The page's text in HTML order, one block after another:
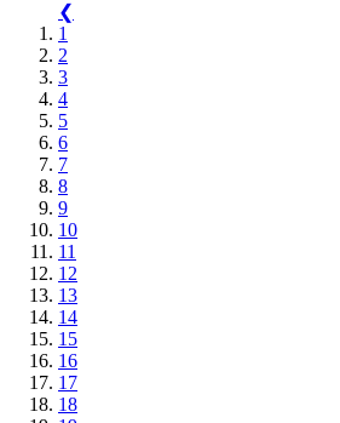
❮
1
2
3
4
5
6
7
8
9
10
11
12
13
14
15
16
17
18